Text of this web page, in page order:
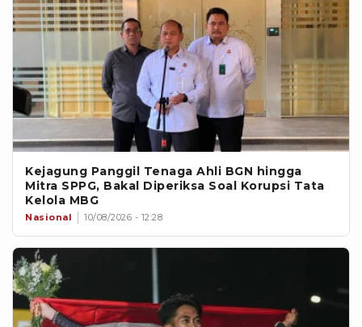
Kejagung Panggil Tenaga Ahli BGN hingga
Mitra SPPG, Bakal Diperiksa Soal Korupsi Tata
Kelola MBG
Nasional 10/08/2026 - 12:28